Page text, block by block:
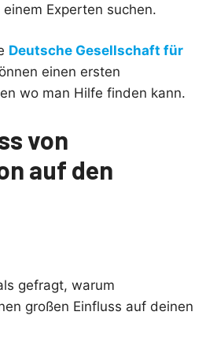
Experten suchen.
Deutsche Gesellschaft für
einen ersten
wo man Hilfe finden kann.
von
auf den
gefragt, warum
großen Einfluss auf deinen